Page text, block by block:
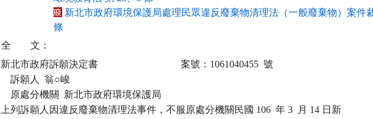
新北市政府環境保護局處理民眾違反廢棄物清理法（一般廢棄物）案件
條
全
文：
新北市政府訴願決定書                                  案號：1061040455  號
    訴願人  翁○峻
    原處分機關  新北市政府環境保護局
上列訴願人因違反廢棄物清理法事件，不服原處分機關民國 106  年 3  月 14 日新